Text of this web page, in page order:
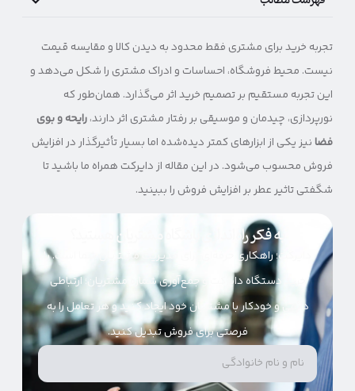
تجربه خرید برای مشتری فقط محدود به دیدن کالا و مقایسه قیمت
نیست. محیط فروشگاه، احساسات و ادراک مشتری را شکل می‌دهد و
این تجربه مستقیم بر تصمیم خرید اثر می‌گذارد. همان‌طور که
نورپردازی، چیدمان و موسیقی بر رفتار مشتری اثر دارند،رایحه و بوی
فضانیز یکی از ابزارهای کمتر دیده‌شده اما بسیار تأثیرگذار در افزایش
فروش محسوب می‌شود. در این مقاله از دایرکت همراه ما باشید تا
شگفتی تاثیر عطر بر افزایش فروش را ببینید.
به فکر راه‌اندازی باشگاه مشتریان هستید؟
دایرکت؛ راهکاری حرفه‌ای برای مدیریت مشتریان شما است. با
خرید دستگاه دایرکت و جمع‌آوری شماره مشتریان؛ ارتباطی
دائمی و خودکار با مشتریان خود ایجاد کنید و هر تعامل را به
فرصتی برای فروش تبدیل کنید.